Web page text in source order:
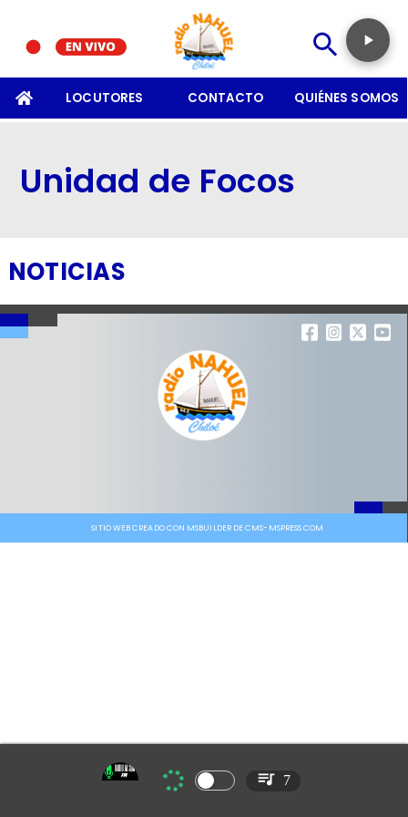
LOCUTORES CONTACTO QUIÉNES SOMOS
Unidad de Focos
NOTICIAS
SITIO WEB CREADO CON MSBUILDER DE CMS-MSPRESS.COM
7